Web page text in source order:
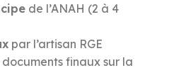
de l’ANAH (2 à 4
par l’artisan RGE
documents finaux sur la